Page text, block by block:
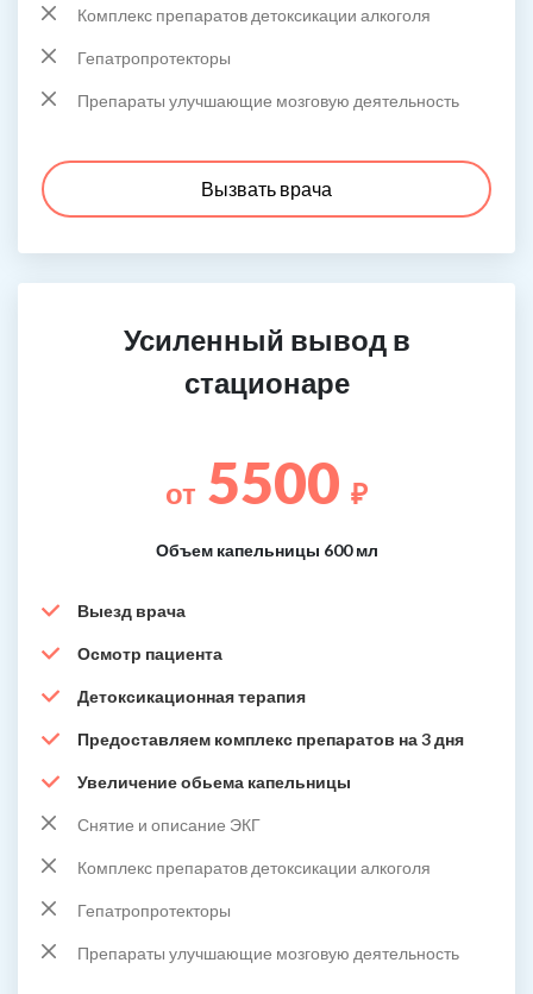
Комплекс препаратов детоксикации алкоголя
Гепатропротекторы
Препараты улучшающие мозговую деятельность
Вызвать врача
Усиленный вывод в
стационаре
от 5500 ₽
Объем капельницы 600 мл
Выезд врача
Осмотр пациента
Детоксикационная терапия
Предоставляем комплекс препаратов на 3 дня
Увеличение обьема капельницы
Снятие и описание ЭКГ
Комплекс препаратов детоксикации алкоголя
Гепатропротекторы
Препараты улучшающие мозговую деятельность